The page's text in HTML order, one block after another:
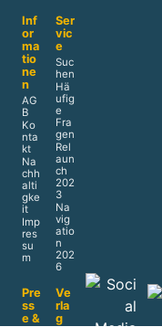
Inf
or
ma
tio
ne
n
AG
B
Ko
nta
kt
Na
chh
alti
gke
it
Imp
res
su
m
Ser
vic
e
Suc
hen
Hä
ufig
e
Fra
gen
Rel
aun
ch
202
3
Na
vig
atio
n
202
6
Pre
ss
e &
Ve
rla
g